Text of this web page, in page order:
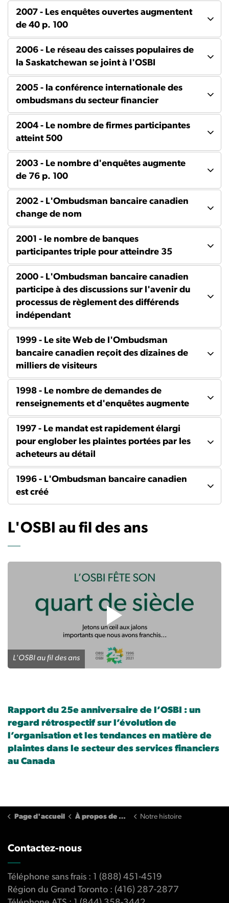
2007 - Les enquêtes ouvertes augmentent
de 40 p. 100
2006 - Le réseau des caisses populaires de
la Saskatchewan se joint à l'OSBI
2005 - la conférence internationale des
ombudsmans du secteur financier
2004 - Le nombre de firmes participantes
atteint 500
2003 - Le nombre d'enquêtes augmente
de 76 p. 100
2002 - L'Ombudsman bancaire canadien
change de nom
2001 - le nombre de banques
participantes triple pour atteindre 35
2000 - L'Ombudsman bancaire canadien
participe à des discussions sur l'avenir du
processus de règlement des différends
indépendant
1999 - Le site Web de l'Ombudsman
bancaire canadien reçoit des dizaines de
milliers de visiteurs
1998 - Le nombre de demandes de
renseignements et d'enquêtes augmente
1997 - Le mandat est rapidement élargi
pour englober les plaintes portées par les
acheteurs au détail
1996 - L'Ombudsman bancaire canadien
est créé
L'OSBI au fil des ans
L'OSBI au fil des ans
Rapport du 25e anniversaire de l’OSBI : un
regard rétrospectif sur l’évolution de
l’organisation et les tendances en matière de
plaintes dans le secteur des services financiers
au Canada
Page d'accueil À propos de nous Notre histoire
Contactez-nous
Téléphone sans frais : 1 (888) 451-4519
Région du Grand Toronto : (416) 287-2877